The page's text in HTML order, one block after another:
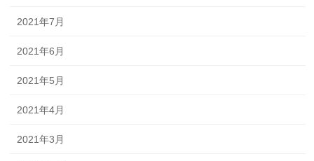
2021年7月
2021年6月
2021年5月
2021年4月
2021年3月